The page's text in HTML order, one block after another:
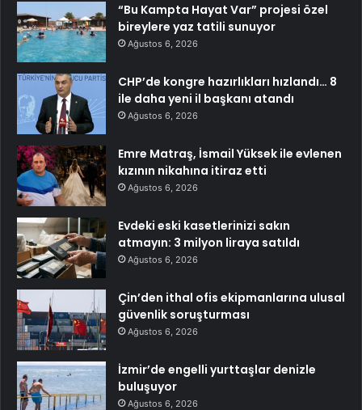
“Bu Kampta Hayat Var” projesi özel
bireylere yaz tatili sunuyor
Ağustos 6, 2026
CHP’de kongre hazırlıkları hızlandı… 8
ile daha yeni il başkanı atandı
Ağustos 6, 2026
Emre Matraş, İsmail Yüksek ile evlenen
kızının nikahına itiraz etti
Ağustos 6, 2026
Evdeki eski kasetlerinizi sakın
atmayın: 3 milyon liraya satıldı
Ağustos 6, 2026
Çin’den ithal ofis ekipmanlarına ulusal
güvenlik soruşturması
Ağustos 6, 2026
İzmir’de engelli yurttaşlar denizle
buluşuyor
Ağustos 6, 2026